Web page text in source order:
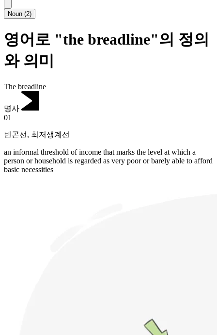
Noun (2)
영어로 "the breadline"의 정의
와 의미
The breadline
명사
01
빈곤선 , 최저생계선
an informal threshold of income that marks the level at which a
person or household is regarded as very poor or barely able to afford
basic necessities